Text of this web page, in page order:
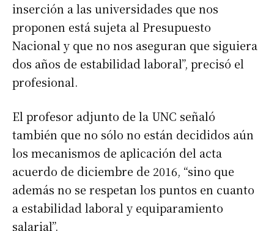
inserción a las universidades que nos
proponen está sujeta al Presupuesto
Nacional y que no nos aseguran que siguiera
dos años de estabilidad laboral”, precisó el
profesional.
El profesor adjunto de la UNC señaló
también que no sólo no están decididos aún
los mecanismos de aplicación del acta
acuerdo de diciembre de 2016, “sino que
además no se respetan los puntos en cuanto
a estabilidad laboral y equiparamiento
salarial”.